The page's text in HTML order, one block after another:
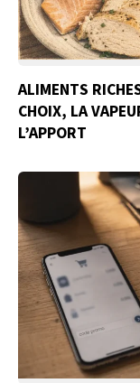
ALIMENTS
CHOIX, LA
L’APPORT